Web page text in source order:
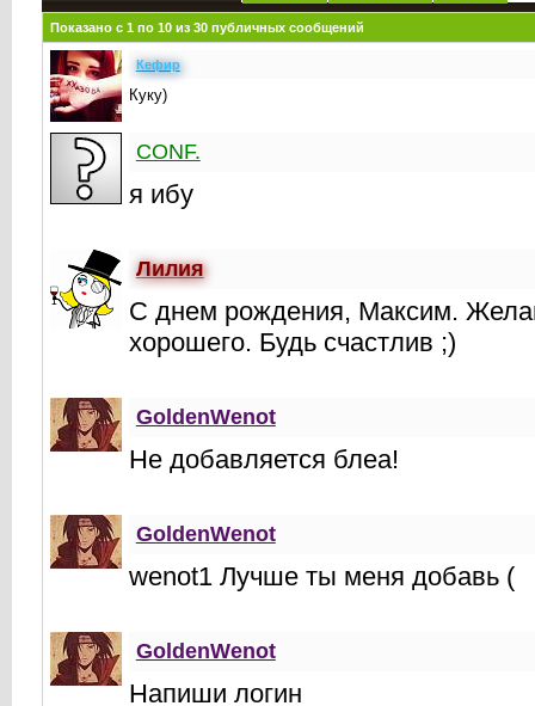
Показано с 1 по 10из 30публичных сообщений
Кефир
Куку)
CONF.
я ибу
Лилия
С днем рождения, Максим.
хорошего. Будь счастлив ;)
GoldenWenot
Не добавляется блеа!
GoldenWenot
wenot1 Лучше ты меня добавь (
GoldenWenot
Напиши логин